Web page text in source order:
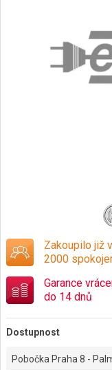
Zakoupilo již
2000
Garance
do 14 dnů
Dostupnost
Pobočka Praha 8 -